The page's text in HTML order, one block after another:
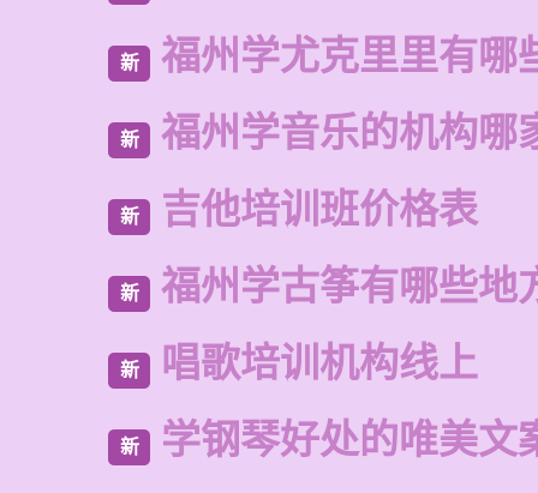
新 福州学尤克里里有哪
新 福州学音乐的机构哪
新 吉他培训班价格表
新 福州学古筝有哪些地
新 唱歌培训机构线上
新 学钢琴好处的唯美文